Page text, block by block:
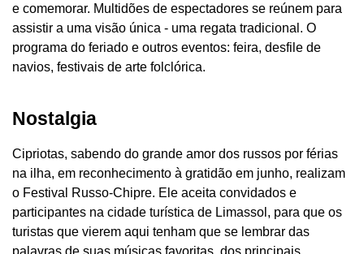
e comemorar. Multidões de espectadores se reúnem para
assistir a uma visão única - uma regata tradicional. O
programa do feriado e outros eventos: feira, desfile de
navios, festivais de arte folclórica.
Nostalgia
Cipriotas, sabendo do grande amor dos russos por férias
na ilha, em reconhecimento à gratidão em junho, realizam
o Festival Russo-Chipre. Ele aceita convidados e
participantes na cidade turística de Limassol, para que os
turistas que vierem aqui tenham que se lembrar das